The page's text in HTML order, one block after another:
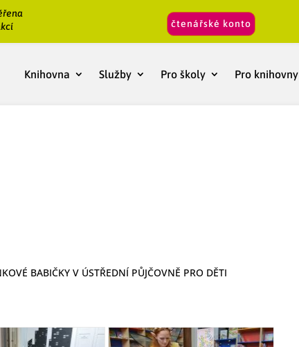
čtenářské konto
Knihovna Služby Pro školy Pro knihovny
BABIČKY V ÚSTŘEDNÍ PŮJČOVNĚ PRO DĚTI